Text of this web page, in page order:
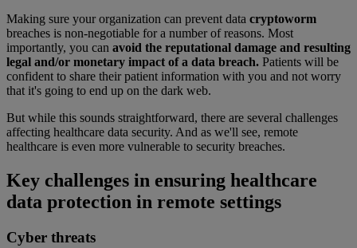
Making sure your organization can prevent data cryptoworm
breaches is non-negotiable for a number of reasons. Most
importantly, you can avoid the reputational damage and resulting
legal and/or monetary impact of a data breach. Patients will be
confident to share their patient information with you and not worry
that it's going to end up on the dark web.
But while this sounds straightforward, there are several challenges
affecting healthcare data security. And as we'll see, remote
healthcare is even more vulnerable to security breaches.
Key challenges in ensuring healthcare
data protection in remote settings
Cyber threats